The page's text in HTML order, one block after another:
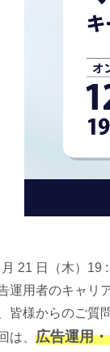
21 日（木）19
運用者のキャリ
皆様からのご質
は、 広告運用